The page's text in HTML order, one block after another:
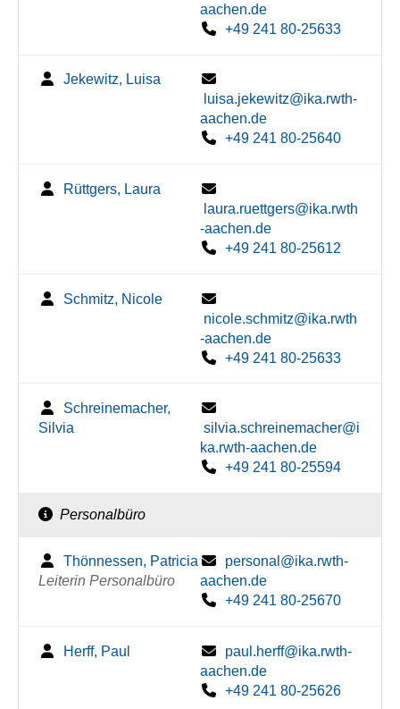
aachen.de
+49 241 80-25633
Jekewitz, Luisa
luisa.jekewitz@ika.rwth-
aachen.de
+49 241 80-25640
Rüttgers, Laura
laura.ruettgers@ika.rwth
-aachen.de
+49 241 80-25612
Schmitz, Nicole
nicole.schmitz@ika.rwth
-aachen.de
+49 241 80-25633
Schreinemacher,
Silvia
silvia.schreinemacher@i
ka.rwth-aachen.de
+49 241 80-25594
Personalbüro
Thönnessen, Patricia
Leiterin Personalbüro
personal@ika.rwth-
aachen.de
+49 241 80-25670
Herff, Paul
paul.herff@ika.rwth-
aachen.de
+49 241 80-25626